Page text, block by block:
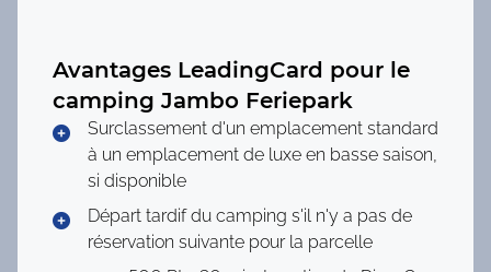
Avantages LeadingCard pour le
camping Jambo Feriepark
Surclassement d'un emplacement standard
à un emplacement de luxe en basse saison,
si disponible
Départ tardif du camping s'il n'y a pas de
réservation suivante pour la parcelle